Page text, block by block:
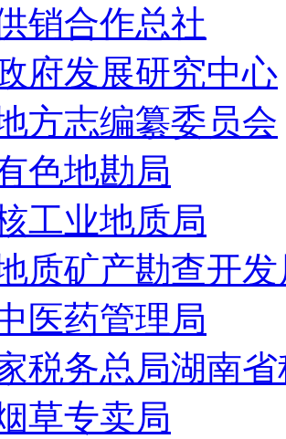
销合作总社
府发展研究中心
方志编纂委员会
色地勘局
工业地质局
质矿产勘查开发
医药管理局
税务总局湖南
草专卖局